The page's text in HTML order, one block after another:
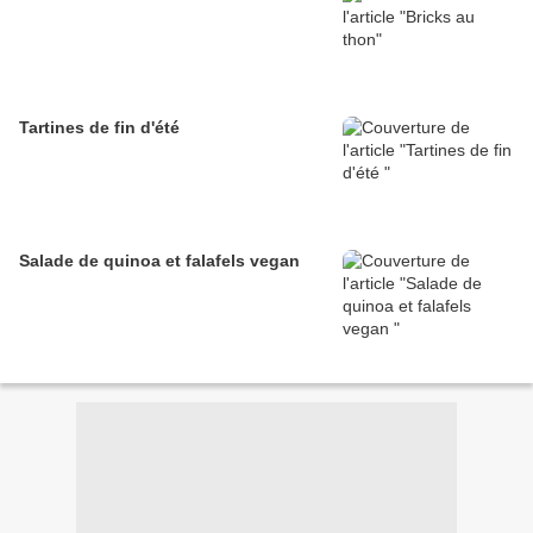
Tartines de fin d'été
Salade de quinoa et falafels vegan